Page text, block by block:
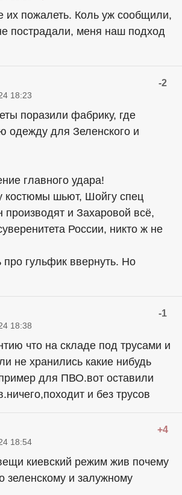
их пожалеть. Коль уж сообщили,
пострадали, меня наш подход
-2
18:23
поразили фабрику, где
одежду для Зеленского и
главного удара!
костюмы шьют, Шойгу спец
производят и Захаровой всё,
России, никто ж не
про гульфик ввернуть. Но
-1
18:38
что на складе под трусами и
не хранились какие нибудь
для ПВО.вот оставили
и без трусов
+4
18:54
киевский режим жив почему
зеленскому и залужному